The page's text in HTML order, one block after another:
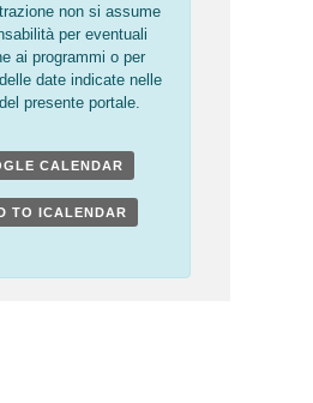
non si assume
per eventuali
ai programmi o per
date indicate nelle
presente portale.
CALENDAR
TO ICALENDAR